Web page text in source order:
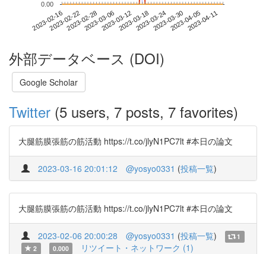
2023-02-162023-02-222023-02-282023-03-062023-03-122023-03-182023-03-242023-03-302023-04-052023-04-11
0.00
外部データベース (DOI)
Google Scholar
Twitter (5 users, 7 posts, 7 favorites)
大腿筋膜張筋の筋活動 https://t.co/jlyN1PC7lt #本日の論文
2023-03-16 20:01:12 @yosyo0331 (投稿一覧)
大腿筋膜張筋の筋活動 https://t.co/jlyN1PC7lt #本日の論文
2023-02-06 20:00:28 @yosyo0331 (投稿一覧)
1
2
0.000 リツイート・ネットワーク (1)